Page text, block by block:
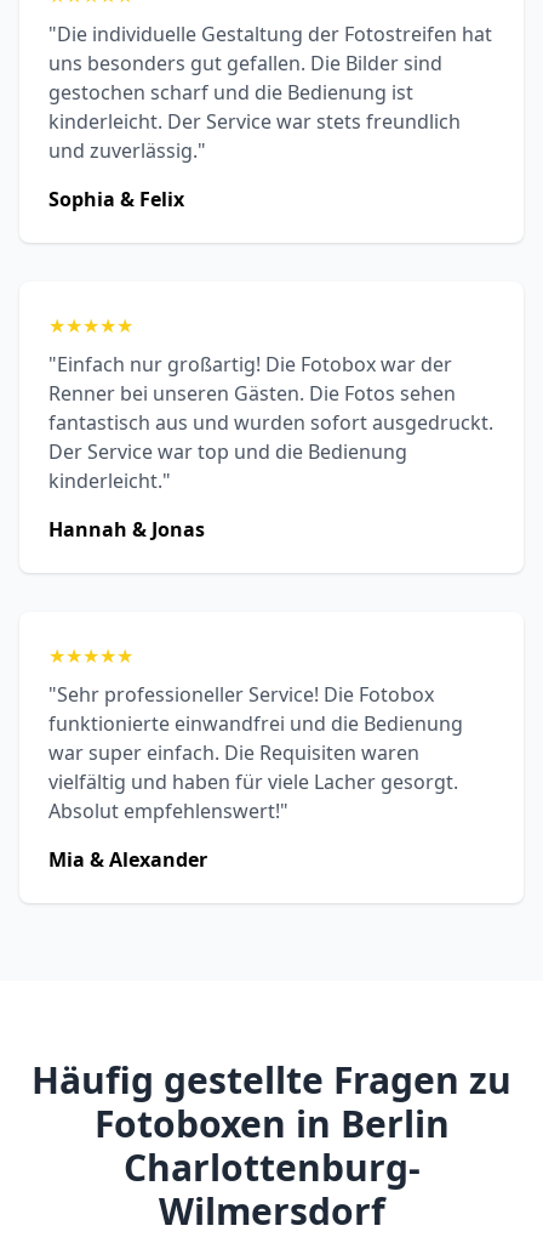
"Die individuelle Gestaltung der Fotostreifen hat
uns besonders gut gefallen. Die Bilder sind
gestochen scharf und die Bedienung ist
kinderleicht. Der Service war stets freundlich
und zuverlässig."
Sophia & Felix
★★★★★
"Einfach nur großartig! Die Fotobox war der
Renner bei unseren Gästen. Die Fotos sehen
fantastisch aus und wurden sofort ausgedruckt.
Der Service war top und die Bedienung
kinderleicht."
Hannah & Jonas
★★★★★
"Sehr professioneller Service! Die Fotobox
funktionierte einwandfrei und die Bedienung
war super einfach. Die Requisiten waren
vielfältig und haben für viele Lacher gesorgt.
Absolut empfehlenswert!"
Mia & Alexander
Häufig gestellte Fragen zu
Fotoboxen in Berlin
Charlottenburg-
Wilmersdorf